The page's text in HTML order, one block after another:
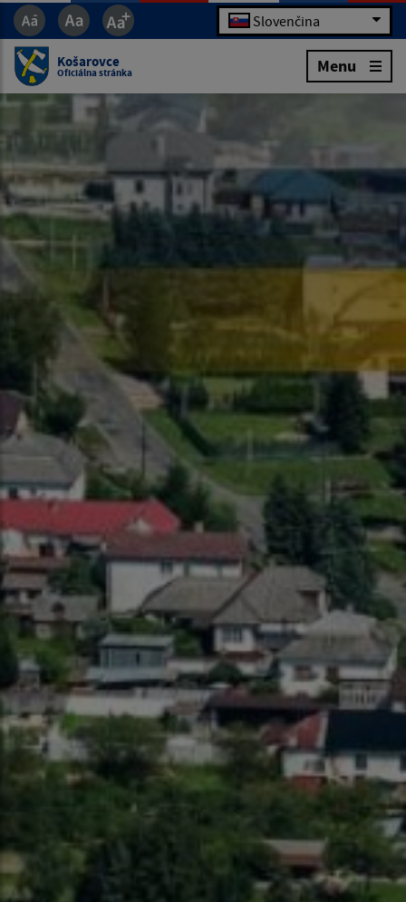
Slovenčina
Košarovce
Oficiálna stránka Menu